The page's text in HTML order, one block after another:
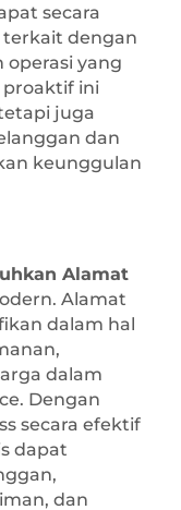
secara
dengan
operasi yang
proaktif ini
juga
dan
keunggulan
Alamat
Alamat
dalam hal
dalam
Dengan
secara efektif
dapat
dan